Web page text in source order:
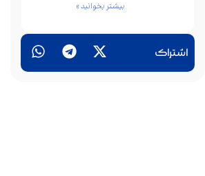
اشتراک
بیشتر بخوانید »